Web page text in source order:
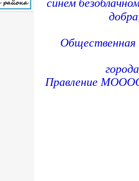
синем
Общественная
Правление